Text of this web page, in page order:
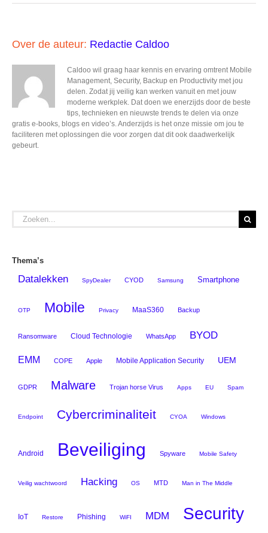
Over de auteur: Redactie Caldoo
Caldoo wil graag haar kennis en ervaring omtrent Mobile
Management, Security, Backup en Productivity met jou
delen. Zodat jij veilig kan werken vanuit en met jouw
moderne werkplek. Dat doen we enerzijds door de beste
tips, technieken en nieuwste trends te delen via onze
gratis e-books, blogs en video’s. Anderzijds is het onze missie om jou te
faciliteren met oplossingen die voor zorgen dat dit ook daadwerkelijk
gebeurt.
Zoeken
Thema’s
Datalekken SpyDealer CYOD Samsung Smartphone
OTP Mobile Privacy MaaS360 Backup
Ransomware Cloud Technologie WhatsApp BYOD
EMM COPE Apple Mobile Application Security UEM
GDPR Malware Trojan horse Virus Apps EU Spam
Endpoint Cybercriminaliteit CYOA Windows
Android Beveiliging Spyware Mobile Safety
Veilig wachtwoord Hacking OS MTD Man in The Middle
IoT Restore Phishing WiFI MDM Security